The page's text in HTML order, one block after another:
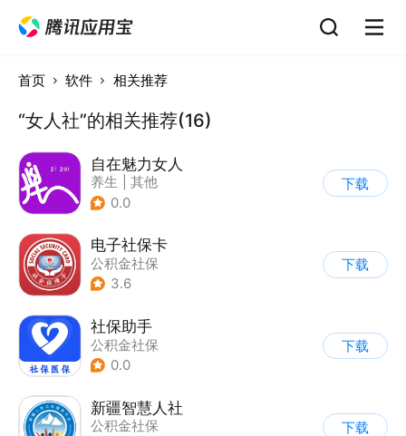
首页 软件 相关推荐
“女人社”的相关推荐(16)
自在魅力女人
养生
其他
0.0
下载
电子社保卡
公积金社保
3.6
下载
社保助手
公积金社保
0.0
下载
新疆智慧人社
公积金社保
下载